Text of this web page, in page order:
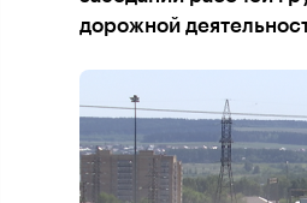
дорожной